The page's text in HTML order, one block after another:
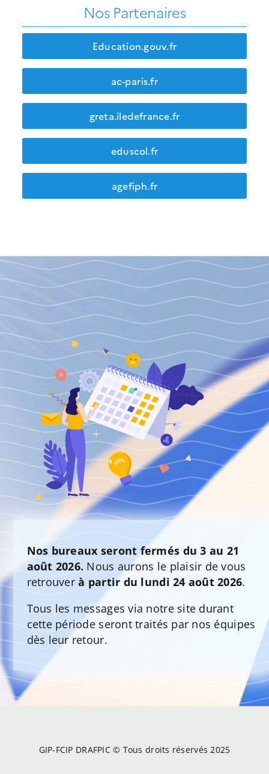
Nos Partenaires
Education.gouv.fr
ac-paris.fr
greta.iledefrance.fr
eduscol.fr
agefiph.fr
Nos bureaux seront fermés du 3 au 21
août 2026. Nous aurons le plaisir de vous
retrouverà partir du lundi 24 août 2026.
Tous les messages via notre site durant
cette période seront traités par nos équipes
dès leur retour.
GIP-FCIP DRAFPIC © Tous droits réservés 2025